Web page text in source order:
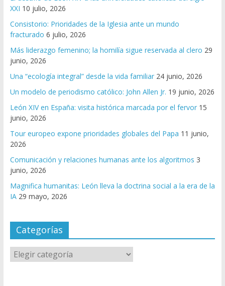
XXI 10 julio, 2026
Consistorio: Prioridades de la Iglesia ante un mundo
fracturado 6 julio, 2026
Más liderazgo femenino; la homilía sigue reservada al clero 29
junio, 2026
Una “ecología integral” desde la vida familiar 24 junio, 2026
Un modelo de periodismo católico: John Allen Jr. 19 junio, 2026
León XIV en España: visita histórica marcada por el fervor 15
junio, 2026
Tour europeo expone prioridades globales del Papa 11 junio,
2026
Comunicación y relaciones humanas ante los algoritmos 3
junio, 2026
Magnifica humanitas: León lleva la doctrina social a la era de la
IA 29 mayo, 2026
Categorías